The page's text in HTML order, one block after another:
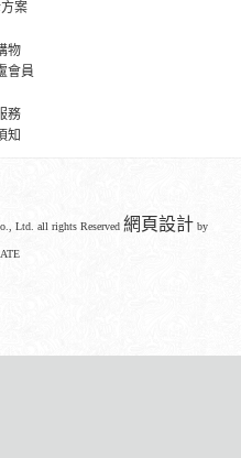
案
物
會員
務
知
Ltd. all rights Reserved 網頁設計by